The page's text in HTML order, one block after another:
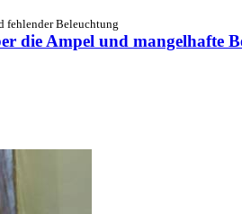
fehlender Beleuchtung
die Ampel und mangelhafte